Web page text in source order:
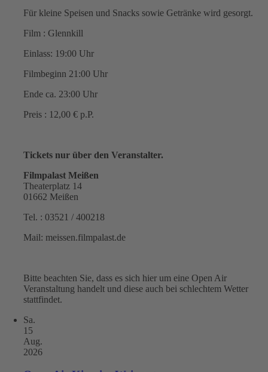
Für kleine Speisen und Snacks sowie Getränke wird gesorgt.
Film : Glennkill
Einlass: 19:00 Uhr
Filmbeginn 21:00 Uhr
Ende ca. 23:00 Uhr
Preis : 12,00 € p.P.
Tickets nur über den Veranstalter.
Filmpalast Meißen
Theaterplatz 14
01662 Meißen
Tel. : 03521 / 400218
Mail: meissen.filmpalast.de
Bitte beachten Sie, dass es sich hier um eine Open Air
Veranstaltung handelt und diese auch bei schlechtem Wetter
stattfindet.
Sa.
15
Aug.
2026